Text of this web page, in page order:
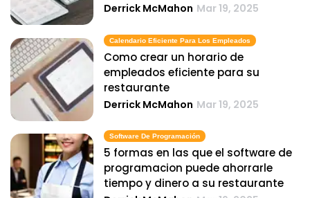
Derrick McMahon Mar 19, 2025
Calendario Eficiente Para Los Empleados
Como crear un horario de
empleados eficiente para su
restaurante
Derrick McMahon Mar 19, 2025
Software De Programación
5 formas en las que el software de
programacion puede ahorrarle
tiempo y dinero a su restaurante